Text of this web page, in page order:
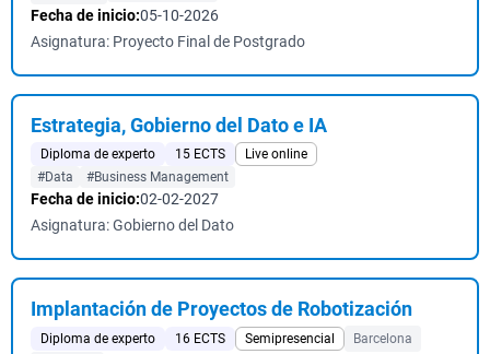
Fecha de inicio:05-10-2026
Asignatura: Proyecto Final de Postgrado
Estrategia, Gobierno del Dato e IA
Diploma de experto 15 ECTS
Live online
#Data
#Business Management
Fecha de inicio:02-02-2027
Asignatura: Gobierno del Dato
Implantación de Proyectos de Robotización
Diploma de experto 16 ECTS Semipresencial
Barcelona